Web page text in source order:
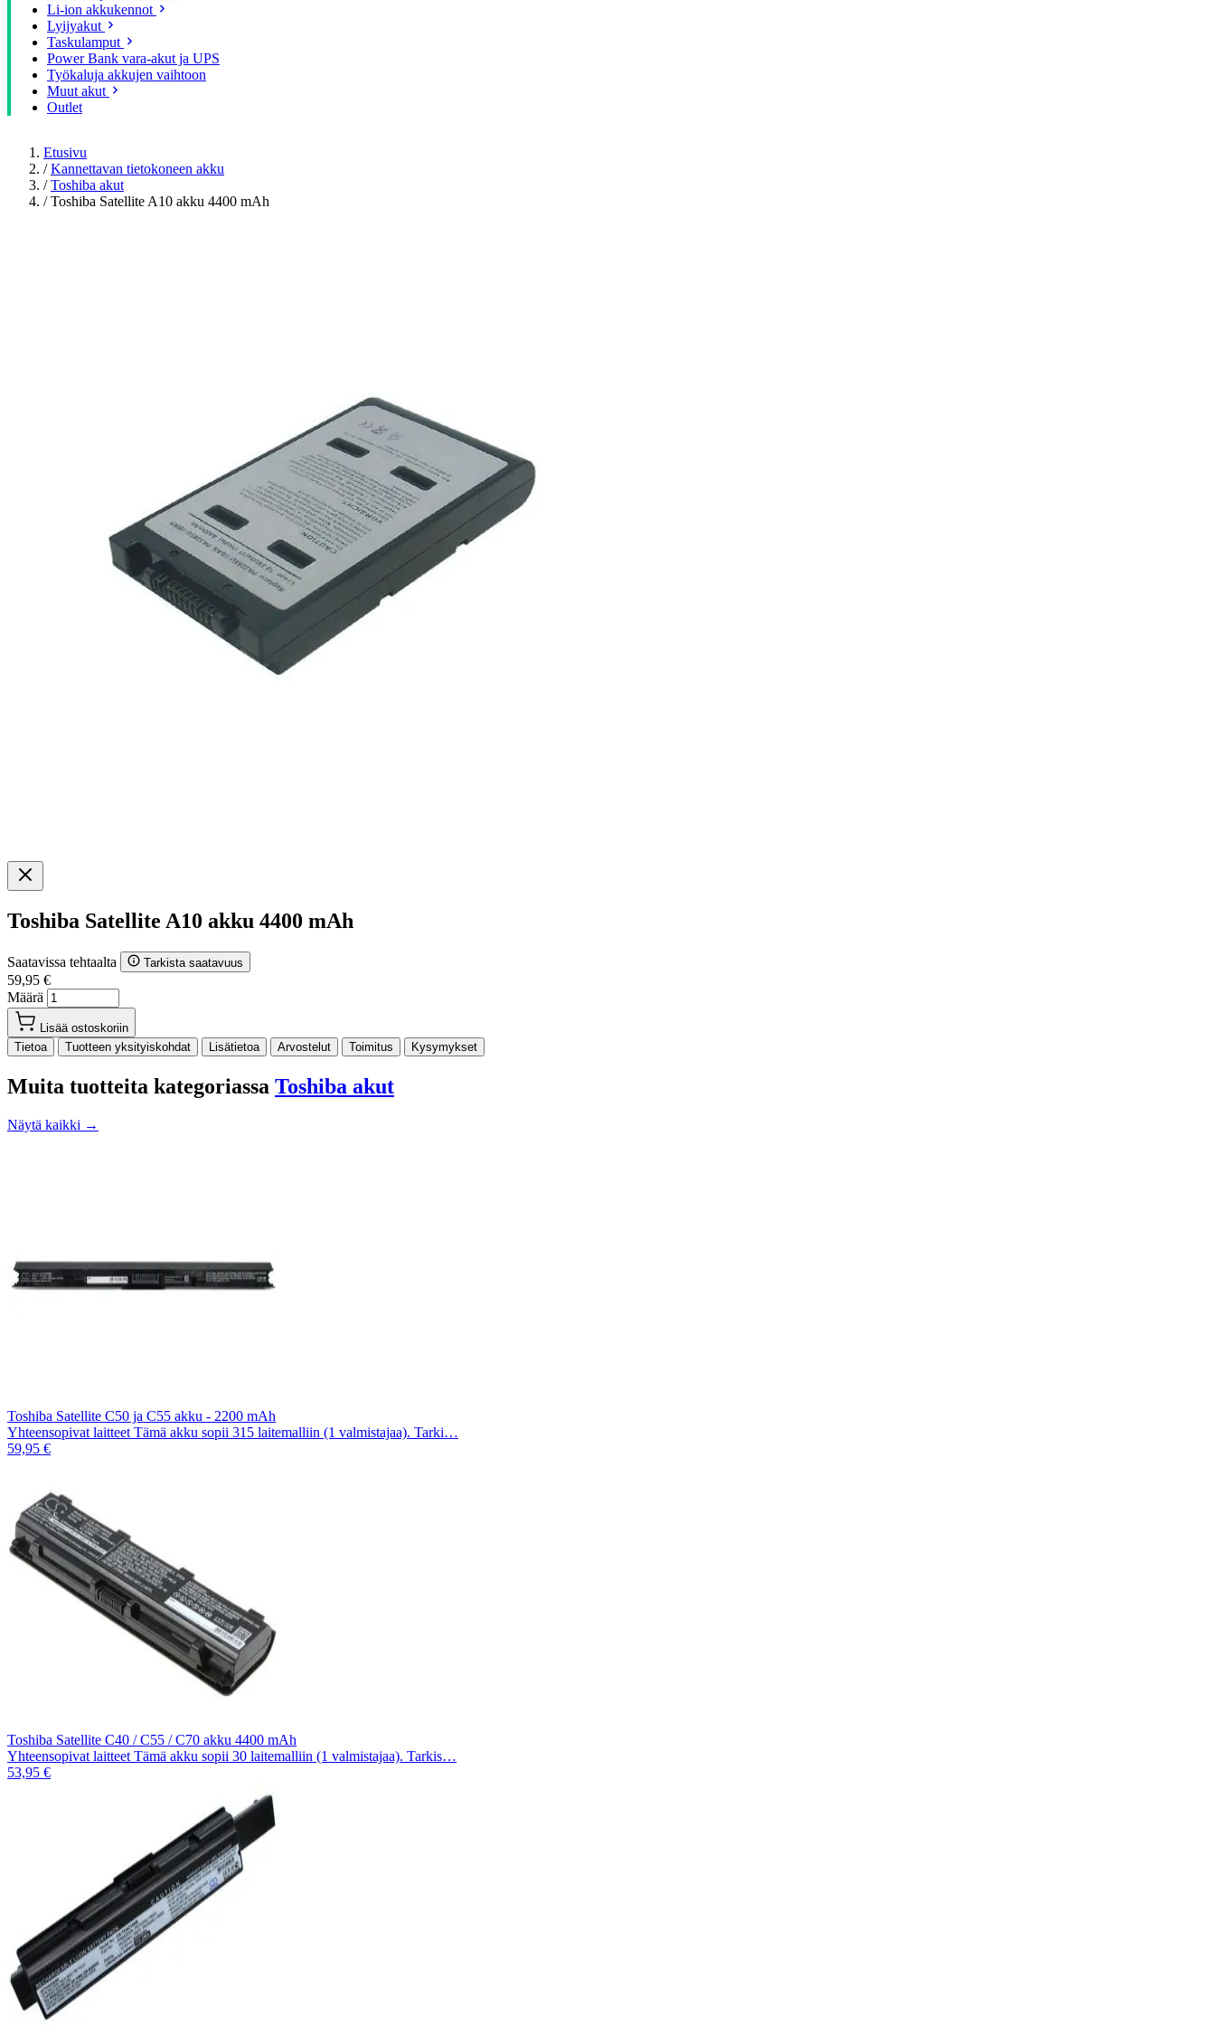
Li-ion akkukennot
Lyijyakut
Taskulamput
Power Bank vara-akut ja UPS
Työkaluja akkujen vaihtoon
Muut akut
Outlet
Etusivu
/ Kannettavan tietokoneen akku
/ Toshiba akut
/ Toshiba Satellite A10 akku 4400 mAh
Toshiba Satellite A10 akku 4400 mAh
Saatavissa tehtaalta Tarkista saatavuus
59,95 €
Määrä
Lisää ostoskoriin
Tietoa
Tuotteen yksityiskohdat Lisätietoa Arvostelut Toimitus Kysymykset
Muita tuotteita kategoriassa Toshiba akut
Näytä kaikki →
Toshiba Satellite C50 ja C55 akku - 2200 mAh
Yhteensopivat laitteet Tämä akku sopii 315 laitemalliin (1 valmistajaa). Tarki…
59,95 €
Toshiba Satellite C40 / C55 / C70 akku 4400 mAh
Yhteensopivat laitteet Tämä akku sopii 30 laitemalliin (1 valmistajaa). Tarkis…
53,95 €